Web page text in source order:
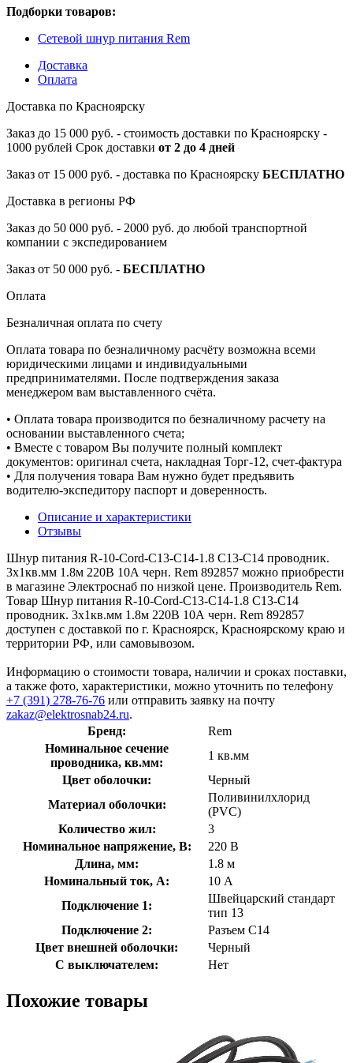
Подборки товаров:
Сетевой шнур питания Rem
Доставка
Оплата
Доставка по Красноярску
Заказ до 15 000 руб. - стоимость доставки по Красноярску -
1000 рублей Срок доставки от 2 до 4 дней
Заказ от 15 000 руб. - доставка по Красноярску БЕСПЛАТНО
Доставка в регионы РФ
Заказ до 50 000 руб. - 2000 руб. до любой транспортной
компании с экспедированием
Заказ от 50 000 руб. - БЕСПЛАТНО
Оплата
Безналичная оплата по счету
Оплата товара по безналичному расчёту возможна всеми
юридическими лицами и индивидуальными
предпринимателями. После подтверждения заказа
менеджером вам выставленного счёта.
• Оплата товара производится по безналичному расчету на
основании выставленного счета;
• Вместе с товаром Вы получите полный комплект
документов: оригинал счета, накладная Торг-12, счет-фактура
• Для получения товара Вам нужно будет предъявить
водителю-экспедитору паспорт и доверенность.
Описание и характеристики
Отзывы
Шнур питания R-10-Cord-C13-C14-1.8 C13-С14 проводник.
3х1кв.мм 1.8м 220В 10А черн. Rem 892857 можно приобрести
в магазине Электроснаб по низкой цене. Производитель Rem.
Товар Шнур питания R-10-Cord-C13-C14-1.8 C13-С14
проводник. 3х1кв.мм 1.8м 220В 10А черн. Rem 892857
доступен с доставкой по г. Красноярск, Красноярскому краю и
территории РФ, или самовывозом.
Информацию о стоимости товара, наличии и сроках поставки,
а также фото, характеристики, можно уточнить по телефону
+7 (391) 278-76-76 или отправить заявку на почту
zakaz@elektrosnab24.ru.
Бренд:
Rem
Номинальное сечение
проводника, кв.мм:
1 кв.мм
Цвет оболочки:
Черный
Материал оболочки:
Поливинилхлорид
(PVC)
Количество жил:
3
Номинальное напряжение, В:
220 В
Длина, мм:
1.8 м
Номинальный ток, А:
10 А
Подключение 1:
Швейцарский стандарт
тип 13
Подключение 2:
Разъем C14
Цвет внешней оболочки:
Черный
С выключателем:
Нет
Похожие товары